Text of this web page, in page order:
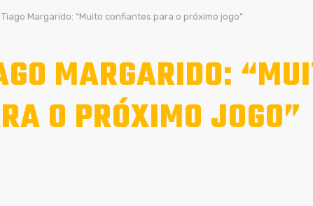
Tiago Margarido: “Muito confiantes para o próximo jogo”
MARGARIDO:
O PRÓXIMO JOGO”